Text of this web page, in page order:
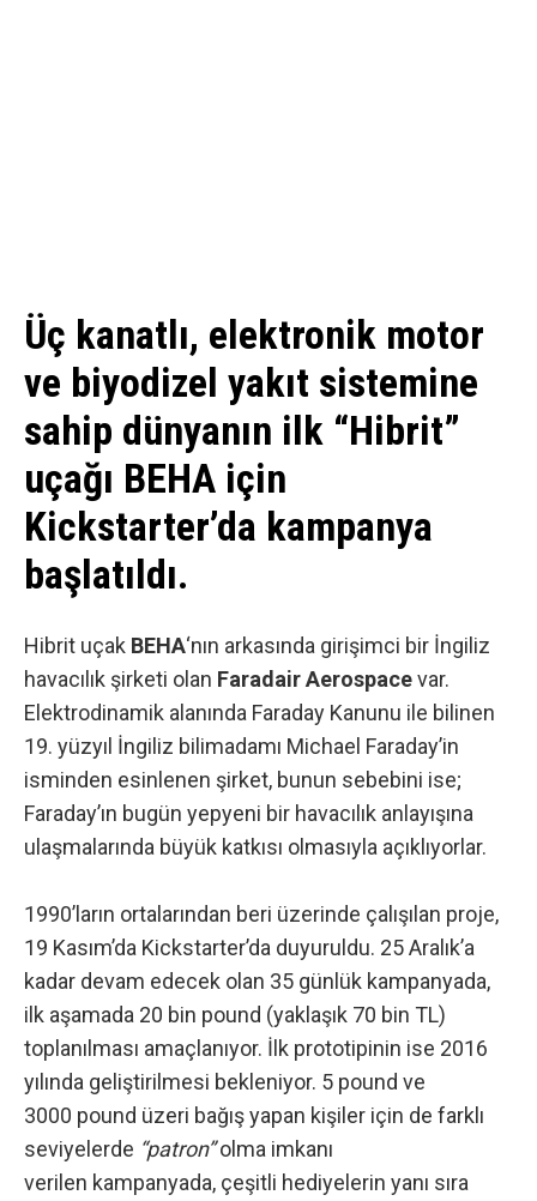
Üç kanatlı, elektronik motor
ve biyodizel yakıt sistemine
sahip dünyanın ilk “Hibrit”
uçağı BEHA için
Kickstarter’da kampanya
başlatıldı.
Hibrit uçak BEHA‘nın arkasında girişimci bir İngiliz
havacılık şirketi olan Faradair Aerospacevar.
Elektrodinamik alanında Faraday Kanunu ile bilinen
19. yüzyıl İngiliz bilimadamı Michael Faraday’in
isminden esinlenen şirket, bunun sebebini ise;
Faraday’ın bugün yepyeni bir havacılık anlayışına
ulaşmalarında büyük katkısı olmasıyla açıklıyorlar.
1990’ların ortalarından beri üzerinde çalışılan proje,
19 Kasım’da Kickstarter’da duyuruldu. 25 Aralık’a
kadar devam edecek olan 35 günlük kampanyada,
ilk aşamada 20 bin pound (yaklaşık 70 bin TL)
toplanılması amaçlanıyor. İlk prototipinin ise 2016
yılında geliştirilmesi bekleniyor. 5 pound ve
3000 pound üzeri bağış yapan kişiler için de farklı
seviyelerde “patron”olma imkanı
verilen kampanyada, çeşitli hediyelerin yanı sıra